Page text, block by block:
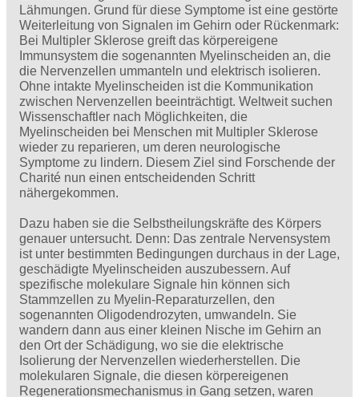
Lähmungen. Grund für diese Symptome ist eine gestörte
Weiterleitung von Signalen im Gehirn oder Rückenmark:
Bei Multipler Sklerose greift das körpereigene
Immunsystem die sogenannten Myelinscheiden an, die
die Nervenzellen ummanteln und elektrisch isolieren.
Ohne intakte Myelinscheiden ist die Kommunikation
zwischen Nervenzellen beeinträchtigt. Weltweit suchen
Wissenschaftler nach Möglichkeiten, die
Myelinscheiden bei Menschen mit Multipler Sklerose
wieder zu reparieren, um deren neurologische
Symptome zu lindern. Diesem Ziel sind Forschende der
Charité nun einen entscheidenden Schritt
nähergekommen.
Dazu haben sie die Selbstheilungskräfte des Körpers
genauer untersucht. Denn: Das zentrale Nervensystem
ist unter bestimmten Bedingungen durchaus in der Lage,
geschädigte Myelinscheiden auszubessern. Auf
spezifische molekulare Signale hin können sich
Stammzellen zu Myelin-Reparaturzellen, den
sogenannten Oligodendrozyten, umwandeln. Sie
wandern dann aus einer kleinen Nische im Gehirn an
den Ort der Schädigung, wo sie die elektrische
Isolierung der Nervenzellen wiederherstellen. Die
molekularen Signale, die diesen körpereigenen
Regenerationsmechanismus in Gang setzen, waren